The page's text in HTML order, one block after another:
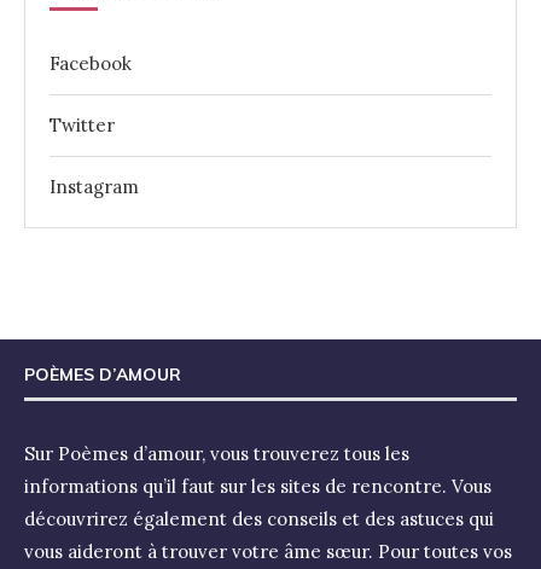
Facebook
Twitter
Instagram
POÈMES D’AMOUR
Sur Poèmes d’amour, vous trouverez tous les
informations qu’il faut sur les sites de rencontre. Vous
découvrirez également des conseils et des astuces qui
vous aideront à trouver votre âme sœur. Pour toutes vos